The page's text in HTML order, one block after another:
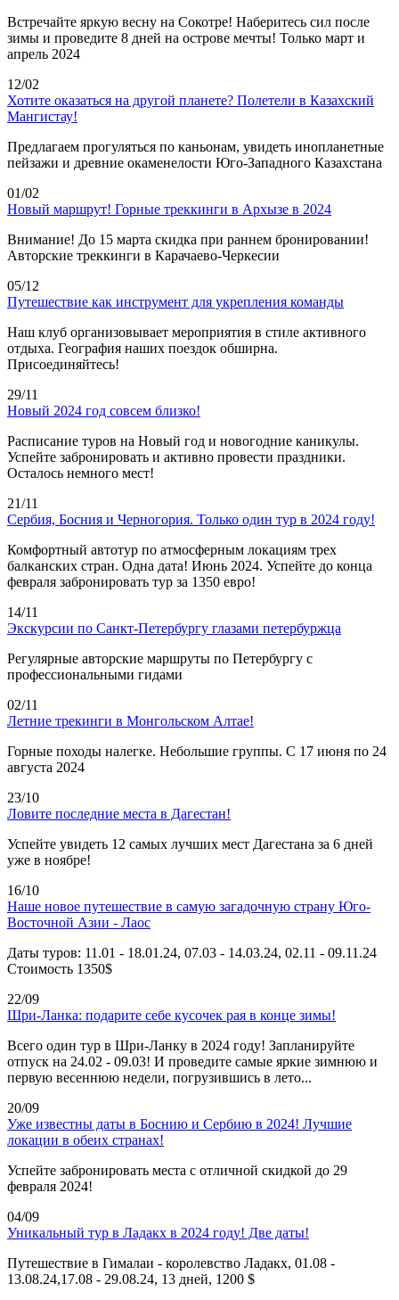
Встречайте яркую весну на Сокотре! Наберитесь сил после
зимы и проведите 8 дней на острове мечты! Только март и
апрель 2024
12/02
Хотите оказаться на другой планете? Полетели в Казахский
Мангистау!
Предлагаем прогуляться по каньонам, увидеть инопланетные
пейзажи и древние окаменелости Юго-Западного Казахстана
01/02
Новый маршрут! Горные треккинги в Архызе в 2024
Внимание! До 15 марта скидка при раннем бронировании!
Авторские треккинги в Карачаево-Черкесии
05/12
Путешествие как инструмент для укрепления команды
Наш клуб организовывает мероприятия в стиле активного
отдыха. География наших поездок обширна.
Присоединяйтесь!
29/11
Новый 2024 год совсем близко!
Расписание туров на Новый год и новогодние каникулы.
Успейте забронировать и активно провести праздники.
Осталось немного мест!
21/11
Сербия, Босния и Черногория. Только один тур в 2024 году!
Комфортный автотур по атмосферным локациям трех
балканских стран. Одна дата! Июнь 2024. Успейте до конца
февраля забронировать тур за 1350 евро!
14/11
Экскурсии по Санкт-Петербургу глазами петербуржца
Регулярные авторские маршруты по Петербургу с
профессиональными гидами
02/11
Летние трекинги в Монгольском Алтае!
Горные походы налегке. Небольшие группы. С 17 июня по 24
августа 2024
23/10
Ловите последние места в Дагестан!
Успейте увидеть 12 самых лучших мест Дагестана за 6 дней
уже в ноябре!
16/10
Наше новое путешествие в самую загадочную страну Юго-
Восточной Азии - Лаос
Даты туров: 11.01 - 18.01.24, 07.03 - 14.03.24, 02.11 - 09.11.24
Стоимость 1350$
22/09
Шри-Ланка: подарите себе кусочек рая в конце зимы!
Всего один тур в Шри-Ланку в 2024 году! Запланируйте
отпуск на 24.02 - 09.03! И проведите самые яркие зимнюю и
первую весеннюю недели, погрузившись в лето...
20/09
Уже известны даты в Боснию и Сербию в 2024! Лучшие
локации в обеих странах!
Успейте забронировать места с отличной скидкой до 29
февраля 2024!
04/09
Уникальный тур в Ладакх в 2024 году! Две даты!
Путешествие в Гималаи - королевство Ладакх, 01.08 -
13.08.24,17.08 - 29.08.24, 13 дней, 1200 $